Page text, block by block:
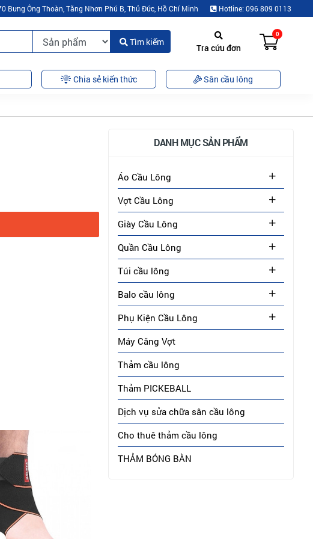
Bưng Ông Thoàn, Tăng Nhơn Phú B, Thủ Đức, Hồ Chí Minh Hotline: 096 809 0113
Tìm kiếm
Tra cứu đơn
0
Chia sẻ kiến thức Sân cầu lông
DANH MỤC SẢN PHẨM
Áo Cầu Lông
Vợt Cầu Lông
Giày Cầu Lông
Quần Cầu Lông
Túi cầu lông
Balo cầu lông
Phụ Kiện Cầu Lông
Máy Căng Vợt
Thảm cầu lông
Thảm PICKEBALL
Dịch vụ sửa chữa sân cầu lông
Cho thuê thảm cầu lông
THẢM BÓNG BÀN